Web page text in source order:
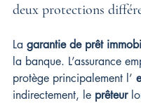
deux protections
La garantie de prêt
la banque. L’assurance
protège principalement l’
indirectement, le prêteur